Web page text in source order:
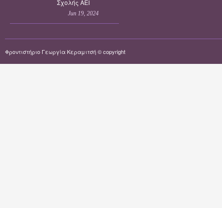
Σχολής ΑΕΙ
Jun 19, 2024
Φροντιστήριο Γεωργία Κεραμιτσή © copyright